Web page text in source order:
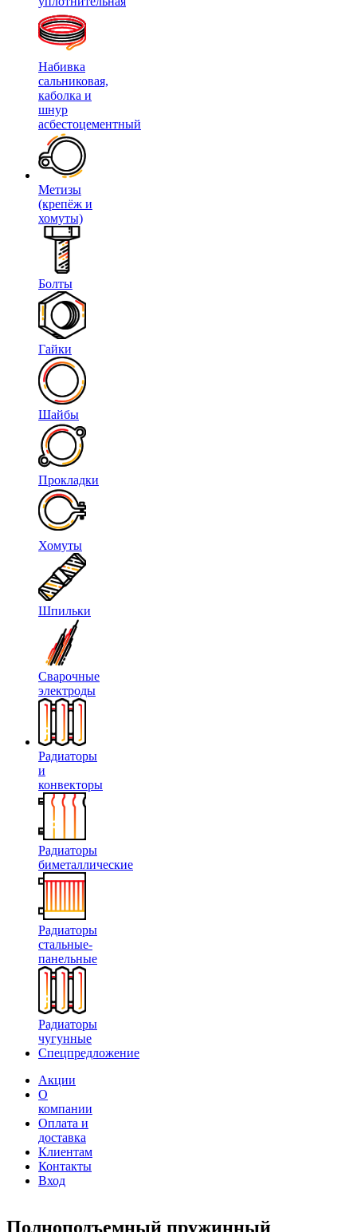
Набивка
сальниковая,
каболка и
шнур
асбестоцементный
Метизы
(крепёж и
хомуты)
Болты
Гайки
Шайбы
Прокладки
Хомуты
Шпильки
Сварочные
электроды
Радиаторы
и
конвекторы
Радиаторы
биметаллические
Радиаторы
стальные-
панельные
Радиаторы
чугунные
Спецпредложение
Акции
О
компании
Оплата и
доставка
Клиентам
Контакты
Вход
Полноподъемный пружинный